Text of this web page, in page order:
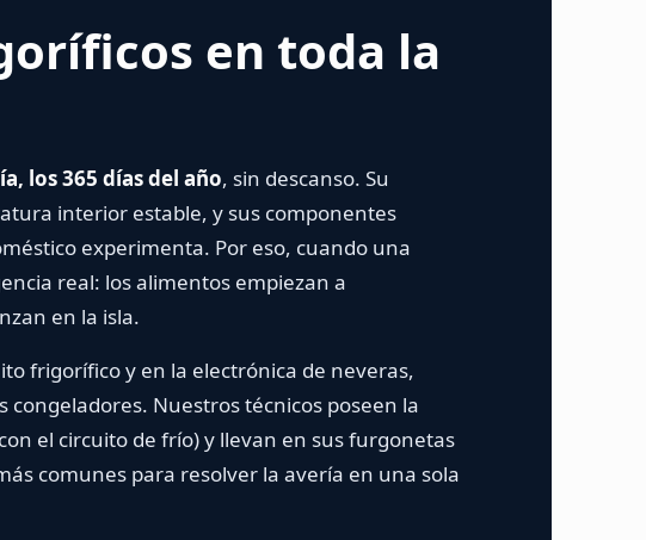
en toda la
los 365 días del año, sin descanso. Su
interior estable, y sus componentes
experimenta. Por eso, cuando una
real: los alimentos empiezan a
en la isla.
frigorífico y en la electrónica de neveras,
Nuestros técnicos poseen la
el circuito de frío) y llevan en sus furgonetas
comunes para resolver la avería en una sola